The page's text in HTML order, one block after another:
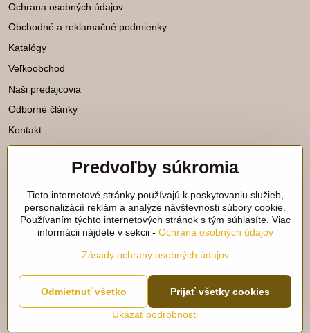
Ochrana osobných údajov
Obchodné a reklamačné podmienky
Katalógy
Veľkoobchod
Naši predajcovia
Odborné články
Kontakt
Katalógy na stiahnutie
Viac našich noviniek nájdete aj na
sieťach:
Instagram
©
Copyright
Predvoľby súkromiaZásady ochrany osobných údajov
Vytvorené pomocou:BiznisWeb.sk
Predvoľby súkromia
Tieto internetové stránky používajú k poskytovaniu služieb,
personalizácií reklám a analýze návštevnosti súbory cookie.
Používaním týchto internetových stránok s tým súhlasíte. Viac
informácii nájdete v sekcii - Ochrana osobných údajov
Zásady ochrany osobných údajov
Ukázať podrobnosti
Prijať všetky cookies
Odmietnuť všetko